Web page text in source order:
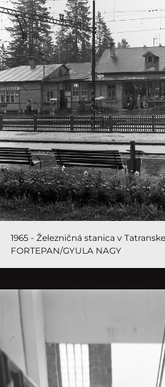
1965 - Železničná stanica v
FORTEPAN/GYULA NAGY